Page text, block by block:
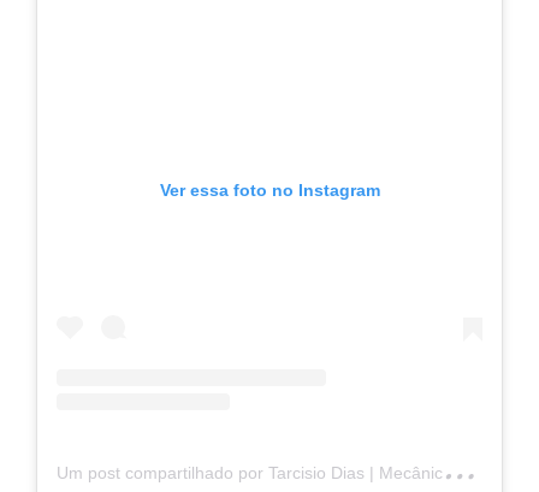
Ver essa foto no Instagram
U
m post compartilhado por Tarcisio Dias | Mecânica Online® (@tarcisiomecanicaonline)